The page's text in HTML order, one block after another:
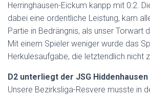
Herringhausen-Eickum kanpp mit 0:2.
dabei eine ordentliche Leistung, kam
Partie in Bedrängnis, als unser Torwart
Mit einem Spieler weniger wurde das
Herkulesaufgabe, die letztendlich nicht
D2 unterliegt der JSG Hiddenhausen
Unsere Bezirksliga-Resvere musste in